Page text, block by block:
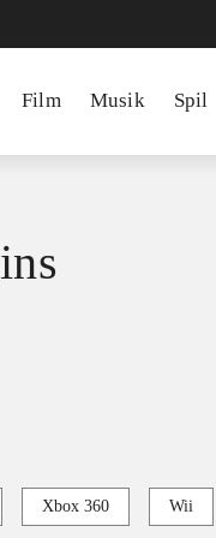
Film Musik Spil
Xbox 360 Wii